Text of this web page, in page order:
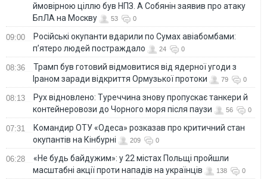
ймовірною ціллю був НПЗ. А Собянін заявив про атаку
БпЛА на Москву
53 0
09:00
Російські окупанти вдарили по Сумах авіабомбами:
п’ятеро людей постраждало
24 0
08:36
Трамп був готовий відмовитися від ядерної угоди з
Іраном заради відкриття Ормузької протоки
79 0
08:13
Рух відновлено: Туреччина знову пропускає танкери й
контейнеровози до Чорного моря після паузи
56 0
07:31
Командир ОТУ «Одеса» розказав про критичний стан
окупантів на Кінбурні
209 0
06:28
«Не будь байдужим»: у 22 містах Польщі пройшли
масштабні акції проти нападів на українців
138 0